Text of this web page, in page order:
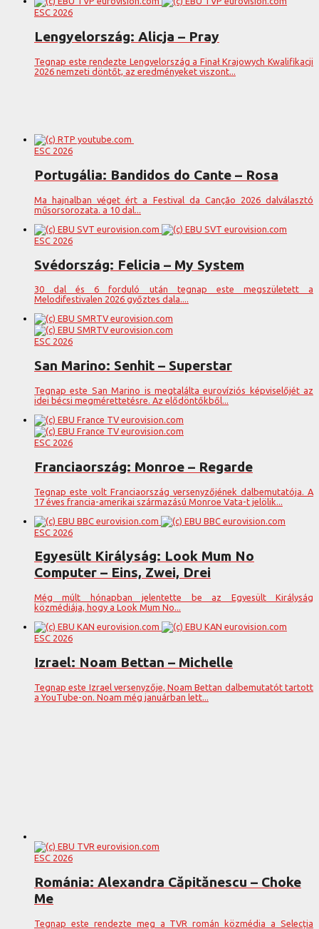
ESC 2026
Lengyelország: Alicja – Pray
Tegnap este rendezte Lengyelország a Finał Krajowych Kwalifikacji
2026 nemzeti döntőt, az eredményeket viszont...
ESC 2026
Portugália: Bandidos do Cante – Rosa
Ma hajnalban véget ért a Festival da Canção 2026 dalválasztó
műsorsorozata. a 10 dal...
ESC 2026
Svédország: Felicia – My System
30 dal és 6 forduló után tegnap este megszületett a
Melodifestivalen 2026 győztes dala....
ESC 2026
San Marino: Senhit – Superstar
Tegnap este San Marino is megtalálta eurovíziós képviselőjét az
idei bécsi megmérettetésre. Az elődöntőkből...
ESC 2026
Franciaország: Monroe – Regarde
Tegnap este volt Franciaország versenyzőjének dalbemutatója. A
17 éves francia-amerikai származású Monroe Vata-t jelölik...
ESC 2026
Egyesült Királyság: Look Mum No
Computer – Eins, Zwei, Drei
Még múlt hónapban jelentette be az Egyesült Királyság
közmédiája, hogy a Look Mum No...
ESC 2026
Izrael: Noam Bettan – Michelle
Tegnap este Izrael versenyzője, Noam Bettan dalbemutatót tartott
a YouTube-on. Noam még januárban lett...
ESC 2026
Románia: Alexandra Căpitănescu – Choke
Me
Tegnap este rendezte meg a TVR román közmédia a Selecția